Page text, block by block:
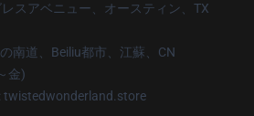
スアベニュー、オースティン、TX
南道、Beiliu都市、江蘇、CN
金)
twistedwonderland.store